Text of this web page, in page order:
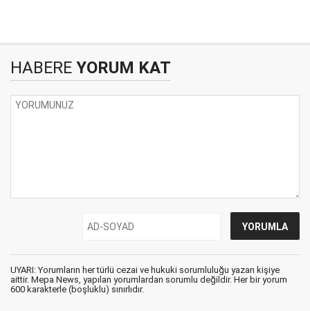
HABERE YORUM KAT
UYARI: Yorumların her türlü cezai ve hukuki sorumluluğu yazan kişiye
aittir. Mepa News, yapılan yorumlardan sorumlu değildir. Her bir yorum
600 karakterle (boşluklu) sınırlıdır.